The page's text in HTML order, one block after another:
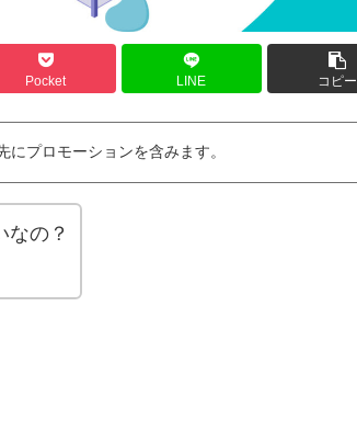
Pocket LINE コピー
プロモーションを含みます。
なの？